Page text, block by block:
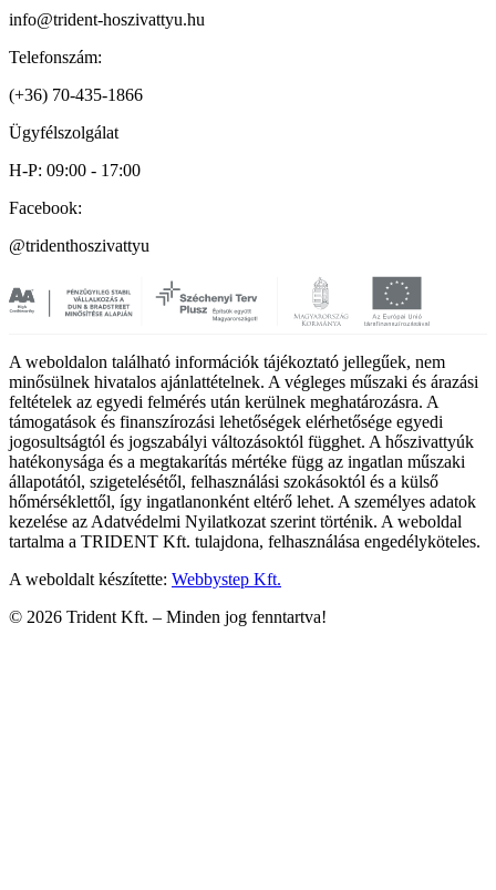
info@trident-hoszivattyu.hu
Telefonszám:
(+36) 70-435-1866
Ügyfélszolgálat
H-P: 09:00 - 17:00
Facebook:
@tridenthoszivattyu
A weboldalon található információk tájékoztató jellegűek, nem
minősülnek hivatalos ajánlattételnek. A végleges műszaki és árazási
feltételek az egyedi felmérés után kerülnek meghatározásra. A
támogatások és finanszírozási lehetőségek elérhetősége egyedi
jogosultságtól és jogszabályi változásoktól függhet. A hőszivattyúk
hatékonysága és a megtakarítás mértéke függ az ingatlan műszaki
állapotától, szigetelésétől, felhasználási szokásoktól és a külső
hőmérséklettől, így ingatlanonként eltérő lehet. A személyes adatok
kezelése az Adatvédelmi Nyilatkozat szerint történik. A weboldal
tartalma a TRIDENT Kft. tulajdona, felhasználása engedélyköteles.
A weboldalt készítette: Webbystep Kft.
© 2026 Trident Kft. – Minden jog fenntartva!